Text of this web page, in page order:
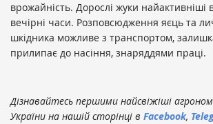
врожайність. Дорослі жуки найактивніші
вечірні часи. Розповсюдження яєць та
шкідника можливе з транспортом,
прилипає до насіння, знаряддями праці.
Дізнавайтесь першими найсвіжіші
України на нашій сторінці в Facebook,